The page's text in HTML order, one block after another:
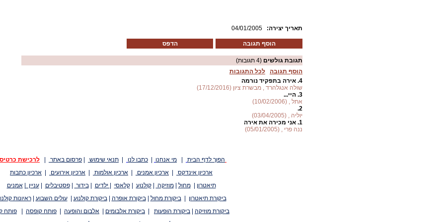
04/01/2005 :תאריך יצירה
הדפס הוסף תגובה
תגובת גולשים (4 תגובות)
הוסף תגובה
לכל התגובות
4. אירה בתפקיד נורמה
שולה אנגלהרד , מבשרת ציון (17/12/2016)
3. היי...
אתל , (10/02/2006)
2.
יוליה , (03/04/2005)
1. אני מכירה את אירה
ננה פרי , (05/01/2005)
הפוך לדף הבית מי אנחנו כתבו לנו תנאי שימוש פרסום באתר
לרכישת
ארכיון אינדקס
ארכיון אמנים ארכיון אולמות ארכיון אירועים
ארכיון כתבות
תיאטרון
|מחול |מוזיקה |קולנוע |קלאסי ילדים |בידור |פסטיבלים |עניין |אמנים
ביקורת תיאטרון
|ביקורת מחול |ביקורת אופרה |ביקורת קולנוע |עולים השבוע |ראיונות
ביקורת מוזיקה
ביקורת הופעות ביקורת אלבומים אלבום והופעה פותח קופסה
פותח